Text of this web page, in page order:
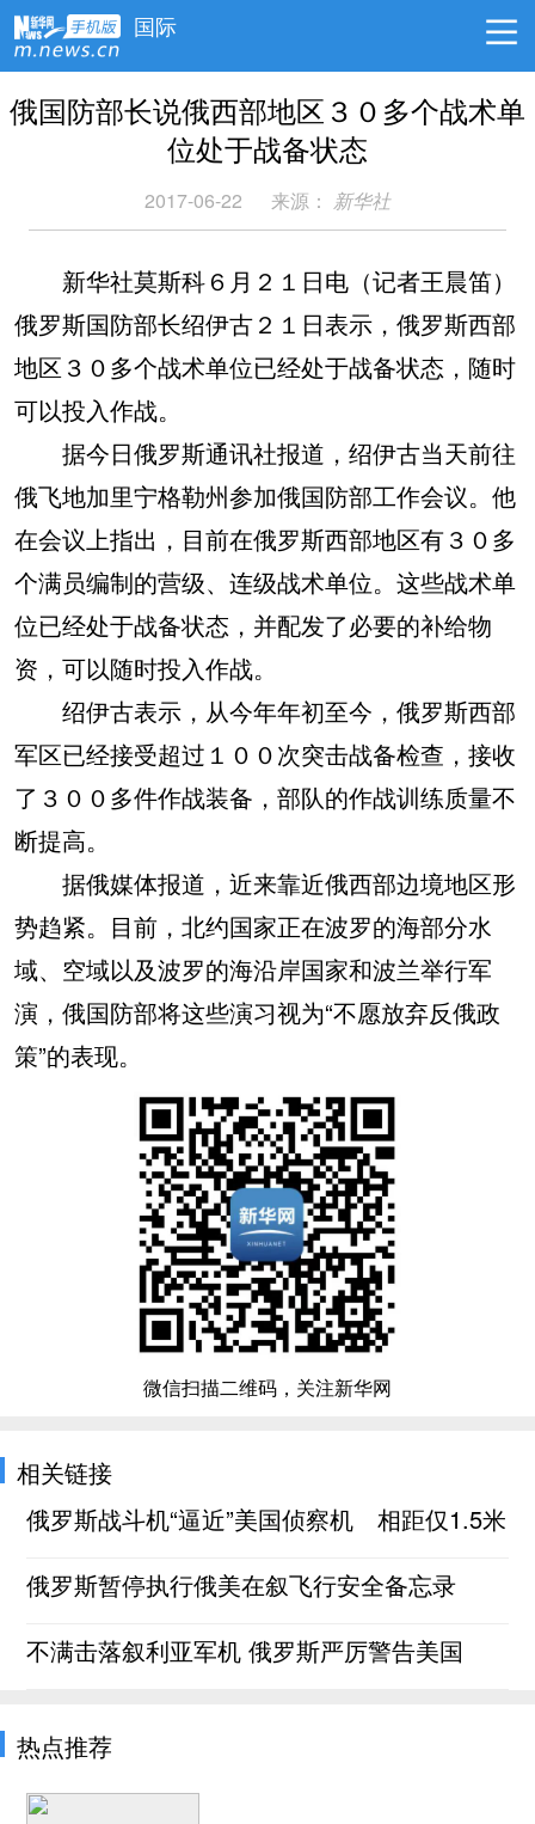
国际
俄国防部长说俄西部地区３０多个战术单
位处于战备状态
2017-06-22 来源： 新华社
新华社莫斯科６月２１日电（记者王晨笛）
俄罗斯国防部长绍伊古２１日表示，俄罗斯西部
地区３０多个战术单位已经处于战备状态，随时
可以投入作战。
据今日俄罗斯通讯社报道，绍伊古当天前往
俄飞地加里宁格勒州参加俄国防部工作会议。他
在会议上指出，目前在俄罗斯西部地区有３０多
个满员编制的营级、连级战术单位。这些战术单
位已经处于战备状态，并配发了必要的补给物
资，可以随时投入作战。
绍伊古表示，从今年年初至今，俄罗斯西部
军区已经接受超过１００次突击战备检查，接收
了３００多件作战装备，部队的作战训练质量不
断提高。
据俄媒体报道，近来靠近俄西部边境地区形
势趋紧。目前，北约国家正在波罗的海部分水
域、空域以及波罗的海沿岸国家和波兰举行军
演，俄国防部将这些演习视为“不愿放弃反俄政
策”的表现。
微信扫描二维码，关注新华网
相关链接
俄罗斯战斗机“逼近”美国侦察机 相距仅1.5米
俄罗斯暂停执行俄美在叙飞行安全备忘录
不满击落叙利亚军机 俄罗斯严厉警告美国
热点推荐